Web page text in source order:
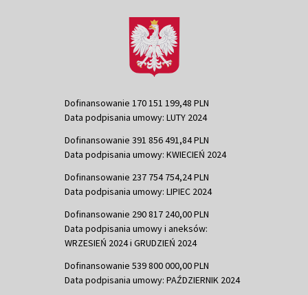
Dofinansowanie 170 151 199,48 PLN
Data podpisania umowy: LUTY 2024
Dofinansowanie 391 856 491,84 PLN
Data podpisania umowy: KWIECIEŃ 2024
Dofinansowanie 237 754 754,24 PLN
Data podpisania umowy: LIPIEC 2024
Dofinansowanie 290 817 240,00 PLN
Data podpisania umowy i aneksów:
WRZESIEŃ 2024 i GRUDZIEŃ 2024
Dofinansowanie 539 800 000,00 PLN
Data podpisania umowy: PAŹDZIERNIK 2024